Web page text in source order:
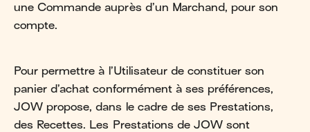
une Commande auprès d’un Marchand, pour son
compte.
Pour permettre à l’Utilisateur de constituer son
panier d’achat conformément à ses préférences,
JOW propose, dans le cadre de ses Prestations,
des Recettes. Les Prestations de JOW sont